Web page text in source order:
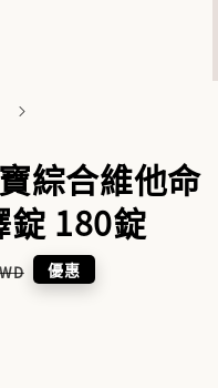
綜合維他命
錠 180錠
優惠